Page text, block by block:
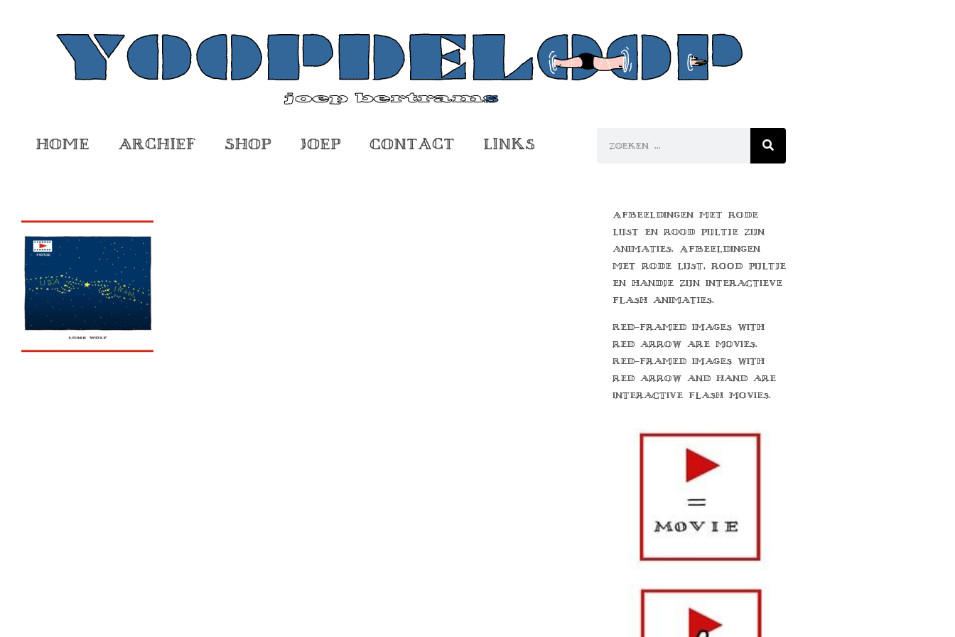
Home Archief Shop Joep Contact Links
Afbeeldingen met rode
lijst en rood pijltje zijn
animaties. Afbeeldingen
met rode lijst, rood pijltje
en handje zijn interactieve
flash animaties.
Red-framed images with
red arrow are movies.
Red-framed images with
red arrow and hand are
interactive flash movies.